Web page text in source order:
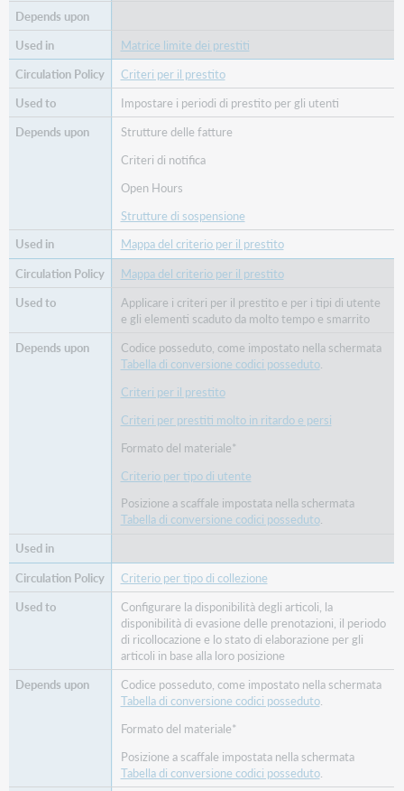
Matrice limite dei prestiti
Criteri per il prestito
Impostare i periodi di prestito per gli utenti
Strutture delle fatture
Criteri di notifica
Open Hours
Strutture di sospensione
Mappa del criterio per il prestito
Mappa del criterio per il prestito
Applicare i criteri per il prestito e per i tipi di utente
e gli elementi scaduto da molto tempo e smarrito
Codice posseduto, come impostato nella schermata
Tabella di conversione codici posseduto.
Criteri per il prestito
Criteri per prestiti molto in ritardo e persi
Formato del materiale*
Criterio per tipo di utente
Posizione a scaffale impostata nella schermata
Tabella di conversione codici posseduto.
Criterio per tipo di collezione
Configurare la disponibilità degli articoli, la
disponibilità di evasione delle prenotazioni, il periodo
di ricollocazione e lo stato di elaborazione per gli
articoli in base alla loro posizione
Codice posseduto, come impostato nella schermata
Tabella di conversione codici posseduto.
Formato del materiale*
Posizione a scaffale impostata nella schermata
Tabella di conversione codici posseduto.